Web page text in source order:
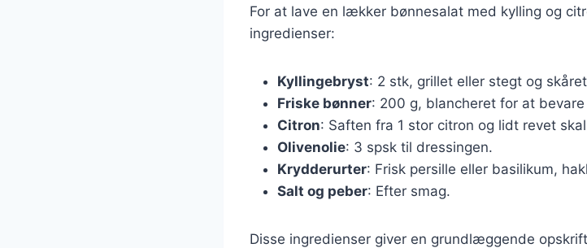
For at lave en lækker bønnesalat med kylling og
ingredienser:
Kyllingebryst: 2 stk, grillet eller stegt og
Friske bønner: 200 g, blancheret for at
Citron: Saften fra 1 stor citron og lidt revet
Olivenolie: 3 spsk til dressingen.
Krydderurter: Frisk persille eller basilikum,
Salt og peber: Efter smag.
Disse ingredienser giver en grundlæggende